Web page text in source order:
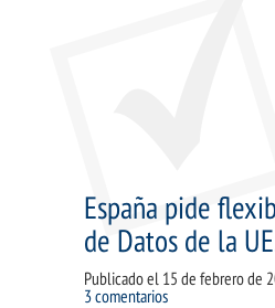
España pide
de Datos de la
Publicado el 15 de febrero de
3 comentarios